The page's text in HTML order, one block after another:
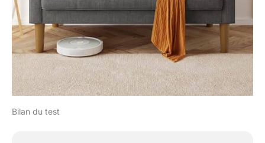
Bilan du test